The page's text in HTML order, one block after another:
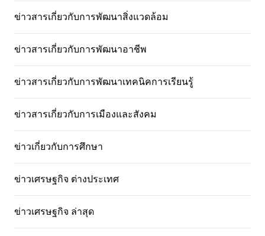
ข่าวสารเกี่ยวกับการพัฒนาสิ่งแวดล้อม
ข่าวสารเกี่ยวกับการพัฒนาอาชีพ
ข่าวสารเกี่ยวกับการพัฒนาเทคนิคการเรียนรู้
ข่าวสารเกี่ยวกับการเมืองและสังคม
ข่าวเกี่ยวกับการศึกษา
ข่าวเศรษฐกิจ ต่างประเทศ
ข่าวเศรษฐกิจ ล่าสุด